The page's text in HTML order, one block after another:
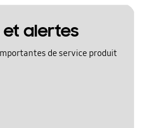
et alertes
de service produit